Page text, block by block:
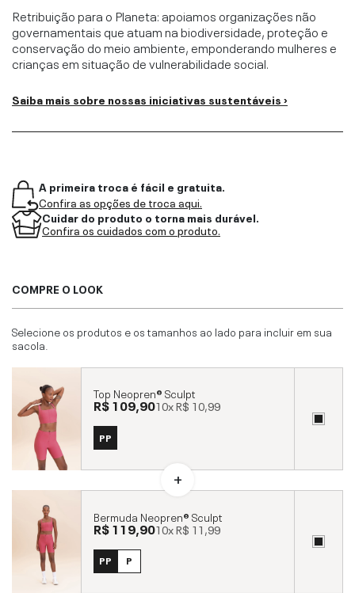
Retribuição para o Planeta: apoiamos organizações não
governamentais que atuam na biodiversidade, proteção e
conservação do meio ambiente, emponderando mulheres e
crianças em situação de vulnerabilidade social.
Saiba mais sobre nossas iniciativas sustentáveis ›
A primeira troca é fácil e gratuita.
Confira as opções de troca aqui.
Cuidar do produto o torna mais durável.
Confira os cuidados com o produto.
COMPRE O LOOK
Selecione os produtos e os tamanhos ao lado para incluir em sua
sacola.
Top Neopren® Sculpt
R$ 109,9010xR$ 10,99
PP
Bermuda Neopren® Sculpt
R$ 119,9010xR$ 11,99
PP P